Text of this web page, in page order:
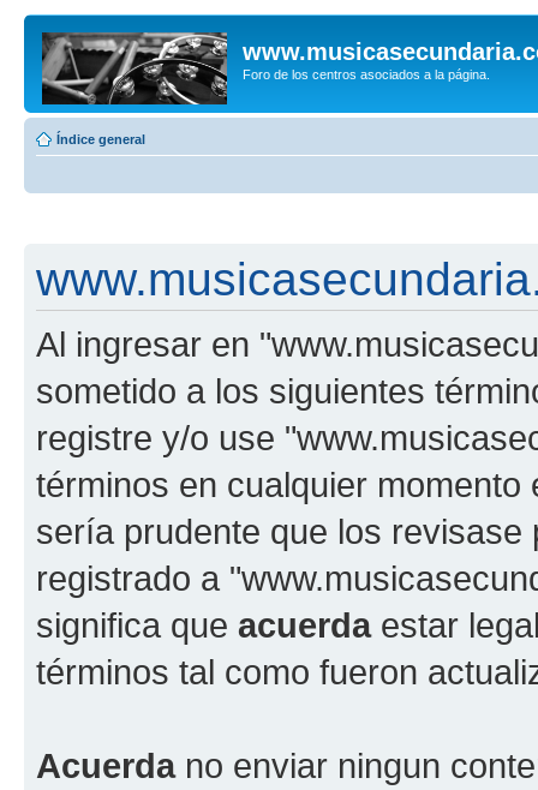
Foro de los centros asociados a la página.
Índice general
Al ingresar en
sometido a los siguientes
registre y/o use
términos en cualquier
sería prudente que los
registrado a
significa que acuerdaestar
términos tal como fueron
Acuerdano enviar ningun